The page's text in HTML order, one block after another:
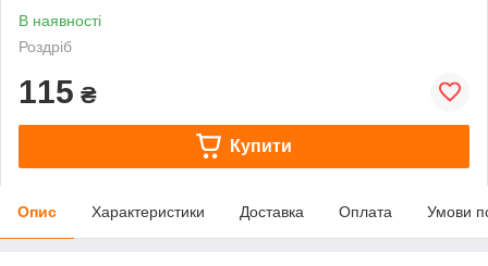
В наявності
Роздріб
115 ₴
Купити
Опис Характеристики Доставка Оплата Умови